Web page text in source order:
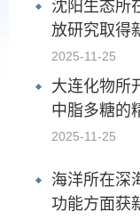
沈阳生态所
放研究取得
2025-11-25
大连化物所
中脂多糖的
2025-11-25
海洋所在深
功能方面获